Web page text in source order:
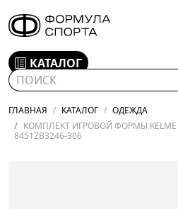
КАТАЛОГ
ГЛАВНАЯ КАТАЛОГ
ОДЕЖДА
КОМПЛЕКТ ИГРОВОЙ ФОРМЫ KELME
8451ZB3246-306